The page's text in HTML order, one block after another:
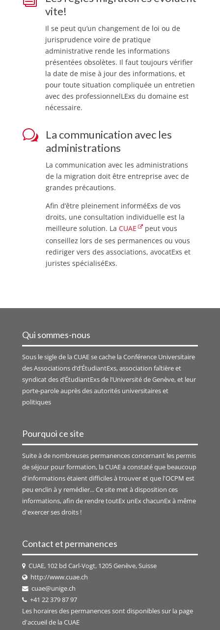
vite!
Il se peut qu’un changement de loi ou de
jurisprudence voire de pratique
administrative rende les informations
présentées obsolètes. Il faut toujours vérifier
la date de mise à jour des informations, et
pour toute situation compliquée un entretien
avec des professionnelLExs du domaine est
nécessaire.
w
La communication avec les
administrations
La communication avec les administrations
de la migration doit être entreprise avec de
grandes précautions.
Afin d’être pleinement informéExs de vos
droits, une consultation individuelle est la
meilleure solution. La CUAE
peut vous
conseillez lors de ses permanences ou vous
rediriger vers des associations, avocatExs et
juristes spécialiséExs.
Qui sommes-nous
Sous le sigle de laCUAEse cache la Conférence Universitaire
des Associations d’d’ÉtudiantExs, association faîtière et
syndicat des d’ÉtudiantExs de l’Université de Genève, et leur
porte-parole auprès des autorités universitaires et
politiques
Pourquoi ce site
Suite à de nombreuses permanences concernant les permis
de séjour pour formation, la CUAE a constaté que beaucoup
d'informations étaient difficiles à trouver et que l'OCPM est
peu enclin à y remédier... Ce site met à disposition ces
informations, afin de rendre toutEx unEx chacunEx à même
d'exercer ses droits !
Contact et permanences
CUAE, 102 bd Carl-Vogt, 1205 Genève, Suisse
http://www.cuae.ch
cuae@unige.ch
+41 22 379 87 97
Les horaires des permanences sont disponibles sur la page
d'accueil de laCUAE